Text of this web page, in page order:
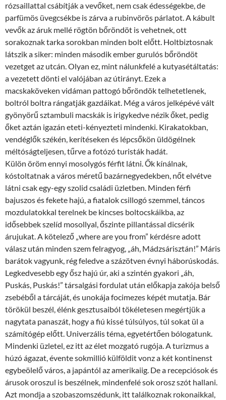
rózsaillattal csábítják a vevőket, nem csak édességekbe, de
parfümös üvegcsékbe is zárva a rubinvörös párlatot. A kábult
vevők az áruk mellé rögtön bőröndöt is vehetnek, ott
sorakoznak tarka sorokban minden bolt előtt. Holtbiztosnak
látszik a siker: minden második ember gurulós bőröndöt
vezetget az utcán. Olyan ez, mint nálunkfelé a kutyasétáltatás:
a vezetett dönti el valójában az útirányt. Ezek a
macskaköveken vidáman pattogó bőröndök telhetetlenek,
boltról boltra rángatják gazdáikat. Még a város jelképévé vált
gyönyörű sztambuli macskák is irigykedve nézik őket, pedig
őket aztán igazán eteti-kényezteti mindenki. Kirakatokban,
vendéglők székén, kerítéseken és lépcsőkön üldögélnek
méltóságteljesen, tűrve a fotózó turisták hadát.
Külön öröm ennyi mosolygós férfit látni. Ők kínálnak,
kóstoltatnak a város méretű bazárnegyedekben, nőt elvétve
látni csak egy-egy szolid családi üzletben. Minden férfi
bajuszos és fekete hajú, a fiatalok csillogó szemmel, táncos
mozdulatokkal terelnek be kincses boltocskáikba, az
idősebbek szelíd mosollyal, őszinte pillantással dicsérik
árujukat. A kötelező „where are you from” kérdésre adott
válasz után minden szem felragyog, „áh, Mádzsárisztán!” Máris
barátok vagyunk, rég feledve a százötven évnyi háborúskodás.
Legkedvesebb egy ősz hajú úr, aki a szintén gyakori „áh,
Puskás, Puskás!” társalgási fordulat után előkapja zakója belső
zsebéből a tárcáját, és unokája focimezes képét mutatja. Bár
törökül beszél, élénk gesztusaiból tökéletesen megértjük a
nagytata panaszát, hogy a fiú kissé túlsúlyos, túl sokat ül a
számítógép előtt. Univerzális téma, egyetértően bólogatunk.
Mindenki üzletel, ez itt az élet mozgató rugója. A turizmus a
húzó ágazat, évente sokmillió külföldit vonz a két kontinenst
egybeölelő város, a japántól az amerikaiig. De a recepciósok és
árusok oroszul is beszélnek, mindenfelé sok orosz szót hallani.
Azt mondja a szobaszomszédunk, itt találkoznak rokonaikkal,